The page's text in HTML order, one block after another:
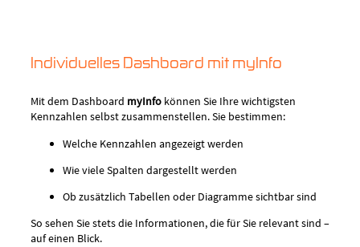
Individuelles Dashboard mit myInfo
Mit dem Dashboard myInfo können Sie Ihre wichtigsten
Kennzahlen selbst zusammenstellen. Sie bestimmen:
Welche Kennzahlen angezeigt werden
Wie viele Spalten dargestellt werden
Ob zusätzlich Tabellen oder Diagramme sichtbar sind
So sehen Sie stets die Informationen, die für Sie relevant sind –
auf einen Blick.